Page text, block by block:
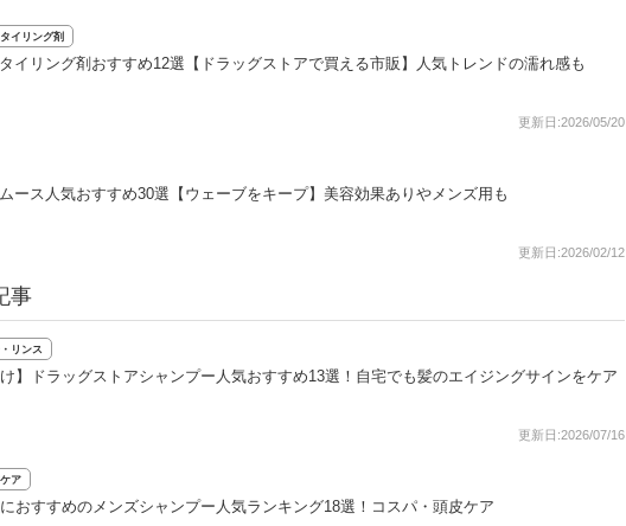
イリング剤
イリング剤おすすめ12選【ドラッグストアで買える市販】人気トレンドの濡れ感も
更新日:2026/05/20
ース人気おすすめ30選【ウェーブをキープ】美容効果ありやメンズ用も
更新日:2026/02/12
事
リンス
け】ドラッグストアシャンプー人気おすすめ13選！自宅でも髪のエイジングサインをケア
更新日:2026/07/16
ア
おすすめのメンズシャンプー人気ランキング18選！コスパ・頭皮ケア